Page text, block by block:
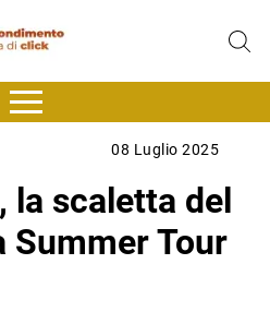
08 Luglio 2025
la scaletta del
Summer Tour